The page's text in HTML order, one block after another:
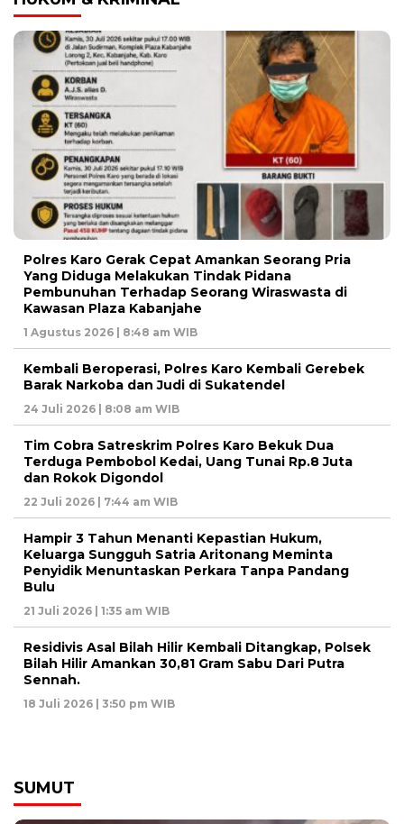
Polres Karo Gerak Cepat Amankan Seorang Pria
Yang Diduga Melakukan Tindak Pidana
Pembunuhan Terhadap Seorang Wiraswasta di
Kawasan Plaza Kabanjahe
1 Agustus 2026 | 8:48 am WIB
Kembali Beroperasi, Polres Karo Kembali Gerebek
Barak Narkoba dan Judi di Sukatendel
24 Juli 2026 | 8:08 am WIB
Tim Cobra Satreskrim Polres Karo Bekuk Dua
Terduga Pembobol Kedai, Uang Tunai Rp.8 Juta
dan Rokok Digondol
22 Juli 2026 | 7:44 am WIB
Hampir 3 Tahun Menanti Kepastian Hukum,
Keluarga Sungguh Satria Aritonang Meminta
Penyidik Menuntaskan Perkara Tanpa Pandang
Bulu
21 Juli 2026 | 1:35 am WIB
Residivis Asal Bilah Hilir Kembali Ditangkap, Polsek
Bilah Hilir Amankan 30,81 Gram Sabu Dari Putra
Sennah.
18 Juli 2026 | 3:50 pm WIB
SUMUT